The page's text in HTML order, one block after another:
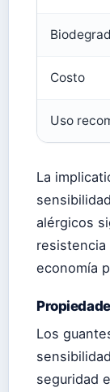
Costo
Uso
La
alérgicos
resistencia
economía
Los
seguridad